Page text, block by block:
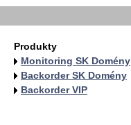
Produkty
Monitoring SK Domény
Backorder SK Domény
Backorder VIP